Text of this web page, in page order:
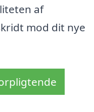
af
mod dit nye